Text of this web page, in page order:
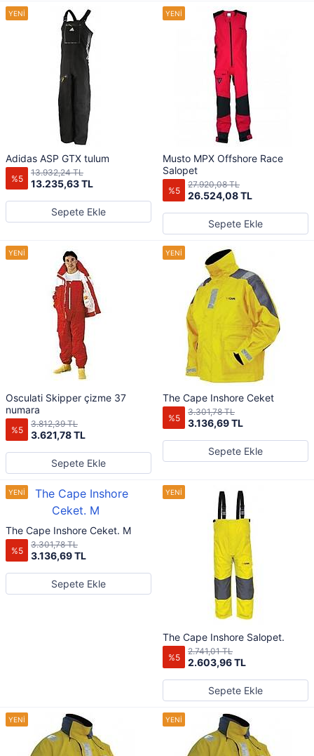
Adidas ASP GTX tulum
%5 13.235,63 TL
13.932,24 TL
Sepete Ekle
Musto MPX Offshore Race
Salopet
%5 26.524,08 TL
27.920,08 TL
Sepete Ekle
Osculati Skipper çizme 37
numara
%5 3.621,78 TL
3.812,39 TL
Sepete Ekle
The Cape Inshore Ceket
%5 3.136,69 TL
3.301,78 TL
Sepete Ekle
The Cape Inshore Ceket. M
%5 3.136,69 TL
3.301,78 TL
Sepete Ekle
The Cape Inshore Salopet.
%5 2.603,96 TL
2.741,01 TL
Sepete Ekle